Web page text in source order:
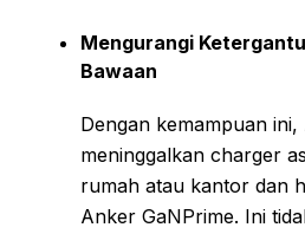
Mengurangi
Bawaan
Dengan kemampuan ini,
meninggalkan charger
rumah atau kantor dan
Anker GaNPrime. Ini